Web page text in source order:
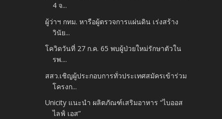
4 จ...
ผู้ว่าฯ กทม. หารือผู้ตรวจการแผ่นดิน เร่งสร้าง
วินัย...
โควิดวันที่ 27 ก.ค. 65 พบผู้ป่วยใหม่รักษาตัวใน
รพ....
สสว.เชิญผู้ประกอบการทั่วประเทศสมัครเข้าร่วม
โครงก...
Unicity แนะนำ ผลิตภัณฑ์เสริมอาหาร “ไบออส
ไลฟ์ เอส”